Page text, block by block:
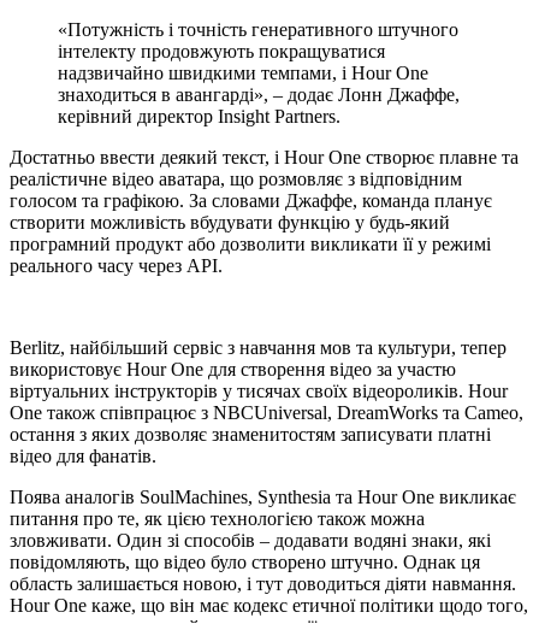
«Потужність і точність генеративного штучного
інтелекту продовжують покращуватися
надзвичайно швидкими темпами, і Hour One
знаходиться в авангарді», – додає Лонн Джаффе,
керівний директор Insight Partners.
Достатньо ввести деякий текст, і Hour One створює плавне та
реалістичне відео аватара, що розмовляє з відповідним
голосом та графікою. За словами Джаффе, команда планує
створити можливість вбудувати функцію у будь-який
програмний продукт або дозволити викликати її у режимі
реального часу через API.
Berlitz, найбільший сервіс з навчання мов та культури, тепер
використовує Hour One для створення відео за участю
віртуальних інструкторів у тисячах своїх відеороликів. Hour
One також співпрацює з NBCUniversal, DreamWorks та Cameo,
остання з яких дозволяє знаменитостям записувати платні
відео для фанатів.
Поява аналогів SoulMachines, Synthesia та Hour One викликає
питання про те, як цією технологією також можна
зловживати. Один зі способів – додавати водяні знаки, які
повідомляють, що відео було створено штучно. Однак ця
область залишається новою, і тут доводиться діяти навмання.
Hour One каже, що він має кодекс етичної політики щодо того,